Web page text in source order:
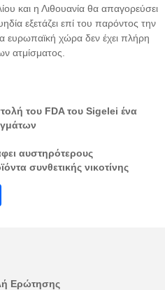
και η Λιθουανία θα απαγορεύσει
εξετάζει επί του παρόντος την
χώρα δεν έχει πλήρη
ατμίσματος.
του FDA του Sigelei ένα
αυστηρότερους
συνθετικής νικοτίνης
Ερώτησης